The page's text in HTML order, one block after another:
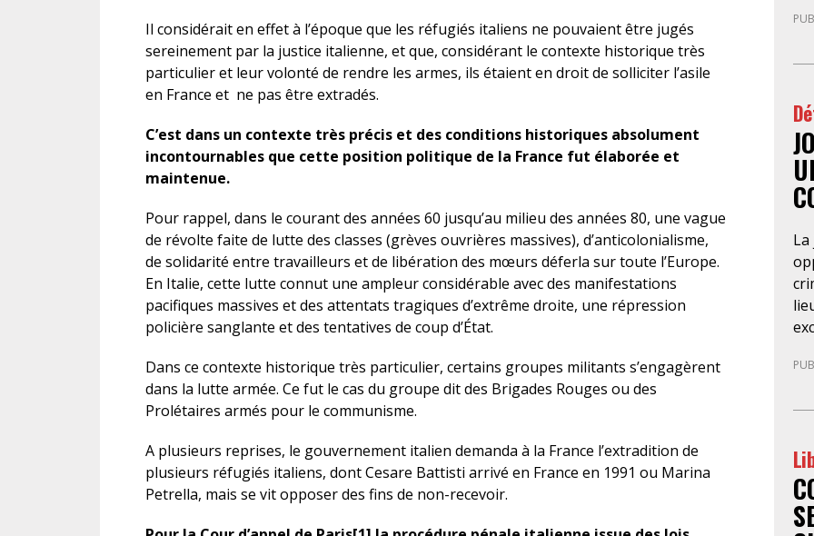
Il considérait en effet à l’époque que les réfugiés italiens ne pouvaient être jugés
sereinement par la justice italienne, et que, considérant le contexte historique très
particulier et leur volonté de rendre les armes, ils étaient en droit de solliciter l’asile
en France et ne pas être extradés.
C’est dans un contexte très précis et des conditions historiques absolument
incontournables que cette position politique de la France fut élaborée et
maintenue.
Pour rappel, dans le courant des années 60 jusqu’au milieu des années 80, une vague
de révolte faite de lutte des classes (grèves ouvrières massives), d’anticolonialisme,
de solidarité entre travailleurs et de libération des mœurs déferla sur toute l’Europe.
En Italie, cette lutte connut une ampleur considérable avec des manifestations
pacifiques massives et des attentats tragiques d’extrême droite, une répression
policière sanglante et des tentatives de coup d’État.
Dans ce contexte historique très particulier, certains groupes militants s’engagèrent
dans la lutte armée. Ce fut le cas du groupe dit des Brigades Rouges ou des
Prolétaires armés pour le communisme.
A plusieurs reprises, le gouvernement italien demanda à la France l’extradition de
plusieurs réfugiés italiens, dont Cesare Battisti arrivé en France en 1991 ou Marina
Petrella, mais se vit opposer des fins de non-recevoir.